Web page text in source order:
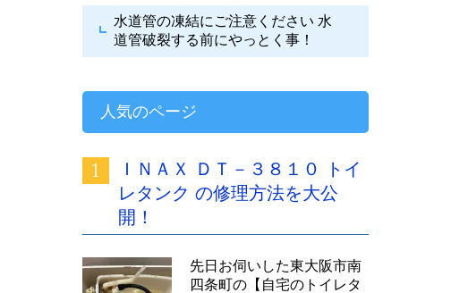
水道管の凍結にご注意ください 水
道管破裂する前にやっとく事！
人気のページ
ＩＮＡＸ ＤＴ－３８１０ トイ
レタンク の修理方法を大公
開！
先日お伺いした東大阪市南
四条町の【自宅のトイレタ